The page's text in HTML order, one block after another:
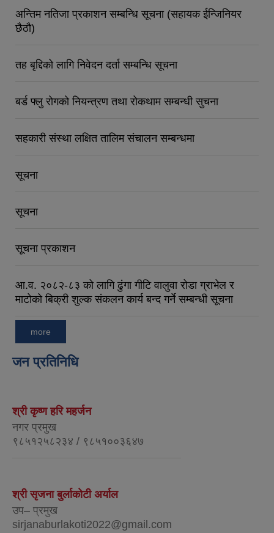
अन्तिम नतिजा प्रकाशन सम्बन्धि सूचना (सहायक ईन्जिनियर
छैठौ)
तह बृद्दिको लागि निवेदन दर्ता सम्बन्धि सूचना
बर्ड फ्लु रोगको नियन्त्रण तथा रोकथाम सम्बन्धी सुचना
सहकारी संस्था लक्षित तालिम संचालन सम्बन्धमा
सूचना
सूचना
सूचना प्रकाशन
आ.व. २०८२-८३ को लागि ढुंगा गीटि वालुवा रोडा ग्राभेल र
माटोको बिक्री शुल्क संकलन कार्य बन्द गर्ने सम्बन्धी सूचना
more
जन प्रतिनिधि
श्री कृष्ण हरि महर्जन
नगर प्रमुख
९८५१२५८२३४ / ९८५१००३६४७
श्री सृजना बुर्लाकोटी अर्याल
उप– प्रमुख
sirjanaburlakoti2022@gmail.com